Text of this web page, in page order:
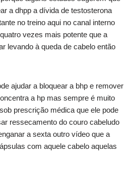
a dhpp a dívida de testosterona
no treino aqui no canal interno
vezes mais potente que a
levando à queda de cabelo então
ajudar a bloquear a bhp e remover
a hp mas sempre é muito
prescrição médica que ele pode
ressecamento do couro cabeludo
a sexta outro vídeo que a
com aquele cabelo aquelas